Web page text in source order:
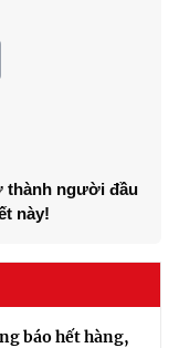
thành người đầu
này!
báo hết hàng,